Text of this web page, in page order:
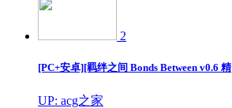
2
[PC+安卓][羁绊之间 Bonds Between v0.6 精
UP: acg之家